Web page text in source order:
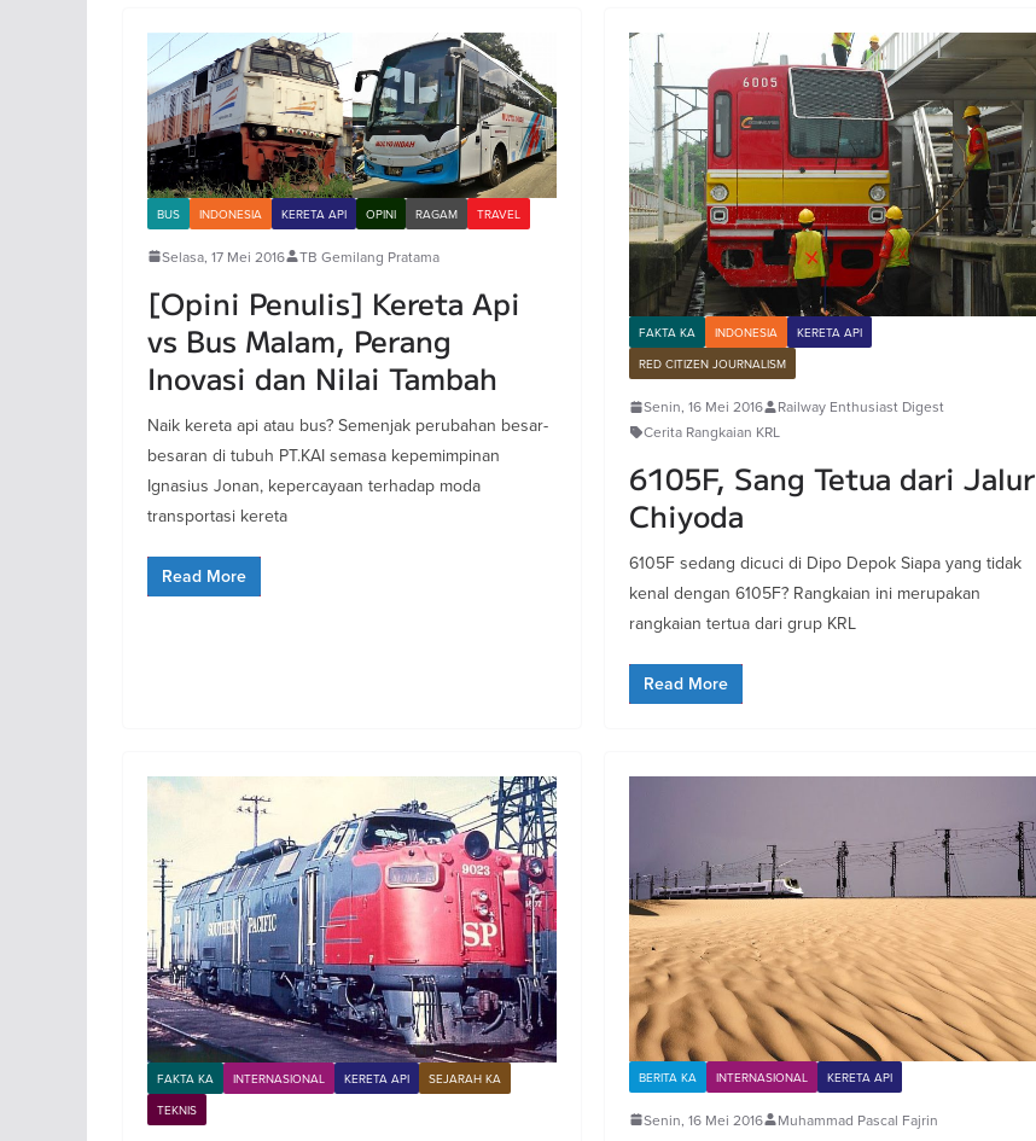
BUS INDONESIA KERETA API OPINI RAGAM TRAVEL
Selasa, 17 Mei 2016 TB Gemilang Pratama
[Opini Penulis] Kereta Api
vs Bus Malam, Perang
Inovasi dan Nilai Tambah
Naik kereta api atau bus? Semenjak perubahan besar-
besaran di tubuh PT.KAI semasa kepemimpinan
Ignasius Jonan, kepercayaan terhadap moda
transportasi kereta
Read More
FAKTA KA INDONESIA
KERETA API
RED CITIZEN JOURNALISM
Senin, 16 Mei 2016
Railway Enthusiast Digest
Cerita Rangkaian KRL
6105F, Sang Tetua dari Jalur
Chiyoda
6105F sedang dicuci di Dipo Depok Siapa yang tidak
kenal dengan 6105F? Rangkaian ini merupakan
rangkaian tertua dari grup KRL
Read More
FAKTA KA INTERNASIONAL KERETA API
SEJARAH KA
TEKNIS
BERITA KA INTERNASIONAL KERETA API
Senin, 16 Mei 2016 Muhammad Pascal Fajrin